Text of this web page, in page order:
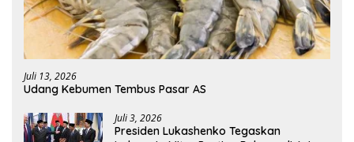
Juli 13, 2026
Udang Kebumen Tembus Pasar AS
Juli 3, 2026
Presiden Lukashenko Tegaskan